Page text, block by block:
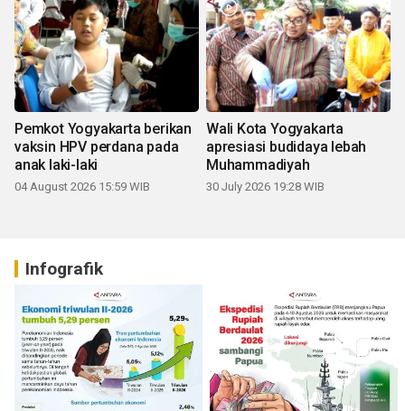
Pemkot Yogyakarta berikan
vaksin HPV perdana pada
anak laki-laki
04 August 2026 15:59 WIB
Wali Kota Yogyakarta
apresiasi budidaya lebah
Muhammadiyah
30 July 2026 19:28 WIB
Infografik